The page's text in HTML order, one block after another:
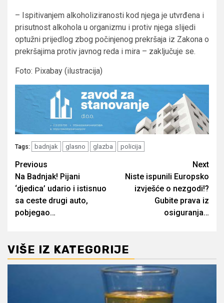
– Ispitivanjem alkoholiziranosti kod njega je utvrđena i
prisutnost alkohola u organizmu i protiv njega slijedi
optužni prijedlog zbog počinjenog prekršaja iz Zakona o
prekršajima protiv javnog reda i mira – zaključuje se.
Foto: Pixabay (ilustracija)
Tags: badnjak glasno glazba policija
Post
navigation
Previous
Na Badnjak! Pijani
‘djedica’ udario i istisnuo
sa ceste drugi auto,
pobjegao…
Next
Niste ispunili Europsko
izvješće o nezgodi!?
Gubite prava iz
osiguranja…
VIŠE IZ KATEGORIJE